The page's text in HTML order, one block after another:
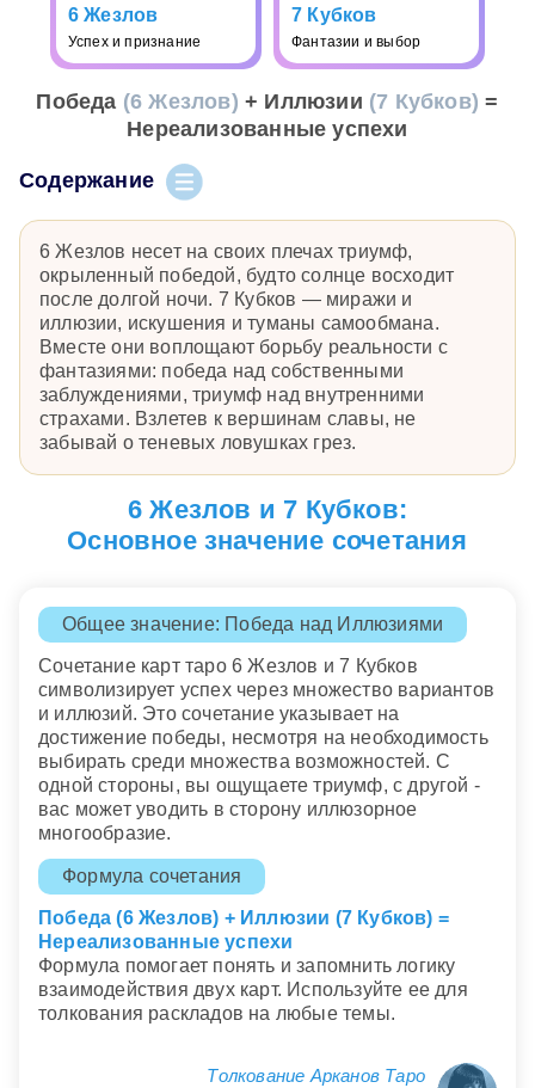
6 Жезлов
Успех и признание
7 Кубков
Фантазии и выбор
Победа (6 Жезлов) + Иллюзии (7 Кубков) =
Нереализованные успехи
Содержание
6 Жезлов несет на своих плечах триумф,
окрыленный победой, будто солнце восходит
после долгой ночи. 7 Кубков — миражи и
иллюзии, искушения и туманы самообмана.
Вместе они воплощают борьбу реальности с
фантазиями: победа над собственными
заблуждениями, триумф над внутренними
страхами. Взлетев к вершинам славы, не
забывай о теневых ловушках грез.
6 Жезлов и 7 Кубков:
Основное значение сочетания
Общее значение: Победа над Иллюзиями
Сочетание карт таро 6 Жезлов и 7 Кубков
символизирует успех через множество вариантов
и иллюзий. Это сочетание указывает на
достижение победы, несмотря на необходимость
выбирать среди множества возможностей. С
одной стороны, вы ощущаете триумф, с другой -
вас может уводить в сторону иллюзорное
многообразие.
Формула сочетания
Победа (6 Жезлов) + Иллюзии (7 Кубков) =
Нереализованные успехи
Формула помогает понять и запомнить логику
взаимодействия двух карт. Используйте ее для
толкования раскладов на любые темы.
Толкование Арканов Таро